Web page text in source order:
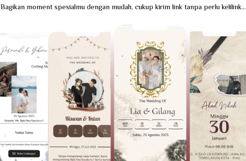
Bagikan moment spesialmu dengan mudah, cukup kirim link tanpa perlu kelilink...